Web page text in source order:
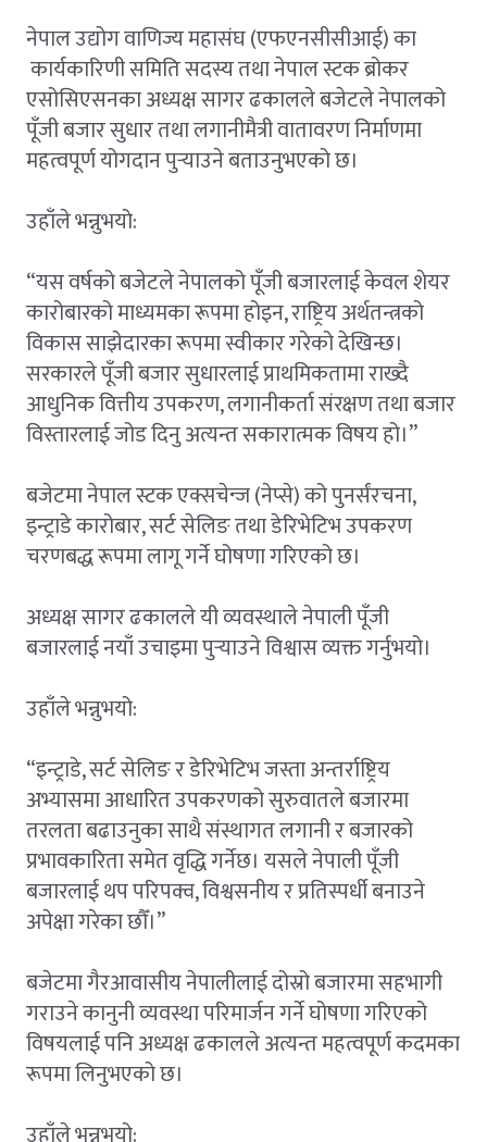
नेपाल उद्योग वाणिज्य महासंघ (एफएनसीसीआई) का
कार्यकारिणी समिति सदस्य तथा नेपाल स्टक ब्रोकर
एसोसिएसनका अध्यक्ष सागर ढकालले बजेटले नेपालको
पूँजी बजार सुधार तथा लगानीमैत्री वातावरण निर्माणमा
महत्वपूर्ण योगदान पुर्‍याउने बताउनुभएको छ।
उहाँले भन्नुभयो:
“यस वर्षको बजेटले नेपालको पूँजी बजारलाई केवल शेयर
कारोबारको माध्यमका रूपमा होइन, राष्ट्रिय अर्थतन्त्रको
विकास साझेदारका रूपमा स्वीकार गरेको देखिन्छ।
सरकारले पूँजी बजार सुधारलाई प्राथमिकतामा राख्दै
आधुनिक वित्तीय उपकरण, लगानीकर्ता संरक्षण तथा बजार
विस्तारलाई जोड दिनु अत्यन्त सकारात्मक विषय हो।”
बजेटमा नेपाल स्टक एक्सचेन्ज (नेप्से) को पुनर्संरचना,
इन्ट्राडे कारोबार, सर्ट सेलिङ तथा डेरिभेटिभ उपकरण
चरणबद्ध रूपमा लागू गर्ने घोषणा गरिएको छ।
अध्यक्ष सागर ढकालले यी व्यवस्थाले नेपाली पूँजी
बजारलाई नयाँ उचाइमा पुर्‍याउने विश्वास व्यक्त गर्नुभयो।
उहाँले भन्नुभयो:
“इन्ट्राडे, सर्ट सेलिङ र डेरिभेटिभ जस्ता अन्तर्राष्ट्रिय
अभ्यासमा आधारित उपकरणको सुरुवातले बजारमा
तरलता बढाउनुका साथै संस्थागत लगानी र बजारको
प्रभावकारिता समेत वृद्धि गर्नेछ। यसले नेपाली पूँजी
बजारलाई थप परिपक्व, विश्वसनीय र प्रतिस्पर्धी बनाउने
अपेक्षा गरेका छौँ।”
बजेटमा गैरआवासीय नेपालीलाई दोस्रो बजारमा सहभागी
गराउने कानुनी व्यवस्था परिमार्जन गर्ने घोषणा गरिएको
विषयलाई पनि अध्यक्ष ढकालले अत्यन्त महत्वपूर्ण कदमका
रूपमा लिनुभएको छ।